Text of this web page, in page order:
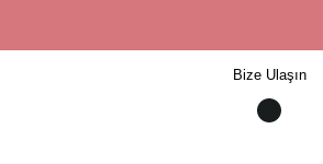
Bize Ulaşın